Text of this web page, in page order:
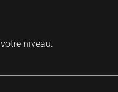
niveau.